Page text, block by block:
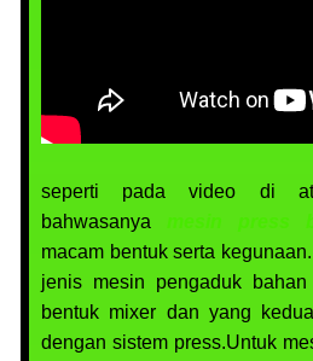
seperti pada video di
bahwasanya
macam bentuk serta
jenis mesin pengaduk
bentuk mixer dan yang
dengan sistem press.Untuk